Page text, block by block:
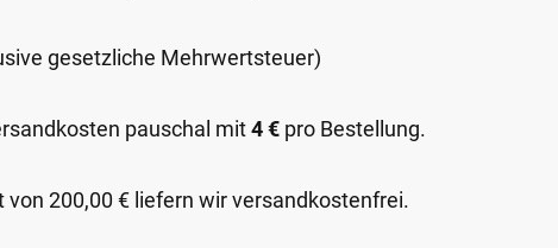
gesetzliche Mehrwertsteuer)
pauschal mit4 € pro Bestellung.
200,00 € liefern wir versandkostenfrei.